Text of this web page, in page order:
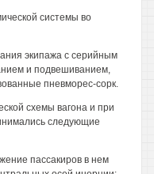
системы во
экипажа с серийным
и подвешиванием,
пневморес-сорк.
схемы вагона и при
следующие
пассакиров в нем